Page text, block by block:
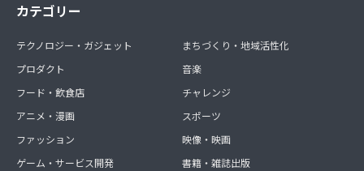
カテゴリー
テクノロジー・ガジェット
プロダクト
フード・飲食店
アニメ・漫画
ファッション
ゲーム・サービス開発
まちづくり・地域活性化
音楽
チャレンジ
スポーツ
映像・映画
書籍・雑誌出版